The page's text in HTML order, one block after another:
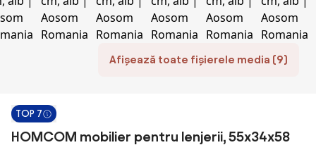
Afișează toate fișierele media (9)
TOP 7
HOMCOM mobilier pentru lenjerii, 55x34x58